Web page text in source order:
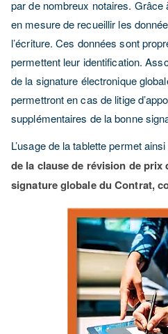
par de nombreux notaires. Grâce
en mesure de recueillir les
l’écriture. Ces données sont
permettent leur identification.
de la signature électronique
permettront en cas de litige
supplémentaires de la bonne
L’usage de la tablette permet
de la clause de révision de prix
signature globale du Contrat,